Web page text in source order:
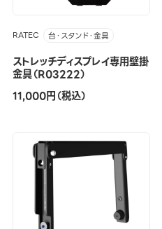
RATEC 台・スタンド・金具
ストレッチディスプレイ専用壁掛
金具（R03222）
11,000円（税込）